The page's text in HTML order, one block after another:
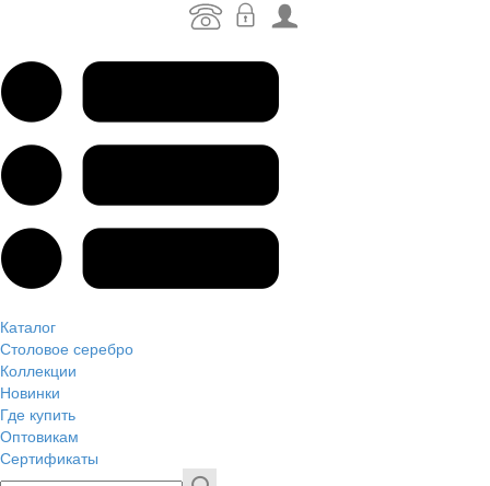
Каталог
Столовое серебро
Коллекции
Новинки
Где купить
Оптовикам
Сертификаты